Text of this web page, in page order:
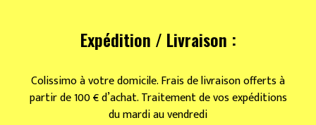
Expédition / Livraison :
Colissimo à votre domicile. Frais de livraison offerts à
partir de 100 € d’achat. Traitement de vos expéditions
du mardi au vendredi